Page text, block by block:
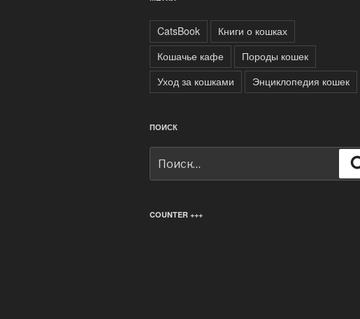
CatsBook
Книги о кошках
Кошачье кафе
Породы кошек
Уход за кошками
Энциклопедия кошек
ПОИСК
COUNTER +++